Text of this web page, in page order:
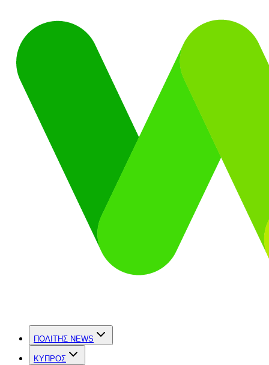
ΠΟΛΙΤΗΣ NEWS
ΚΥΠΡΟΣ